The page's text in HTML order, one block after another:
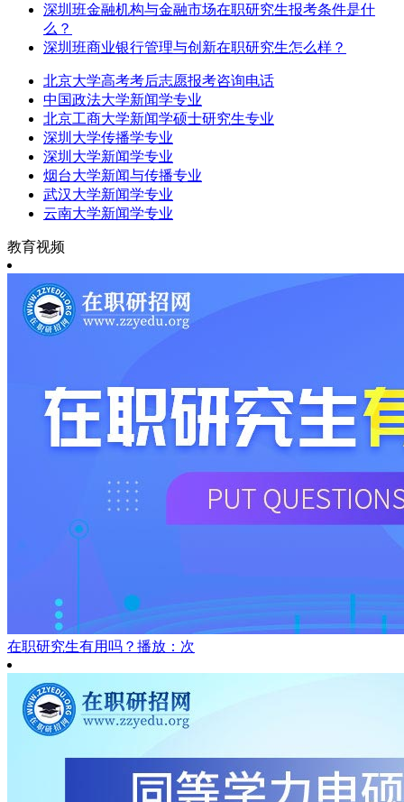
深圳班金融机构与金融市场在职研究生报考条件是什
么？
深圳班商业银行管理与创新在职研究生怎么样？
北京大学高考考后志愿报考咨询电话
中国政法大学新闻学专业
北京工商大学新闻学硕士研究生专业
深圳大学传播学专业
深圳大学新闻学专业
烟台大学新闻与传播专业
武汉大学新闻学专业
云南大学新闻学专业
教育视频
在职研究生有用吗？ 播放：次